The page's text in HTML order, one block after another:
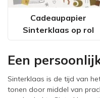
Cadeaupapier
Sinterklaas op rol
Een
Sinterklaas is de tijd van
tonen door middel van